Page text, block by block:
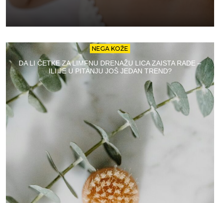
NEGA KOŽE
DA LI ČETKE ZA LIMFNU DRENAŽU LICA ZAISTA RADE –
ILI JE U PITANJU JOŠ JEDAN TREND?